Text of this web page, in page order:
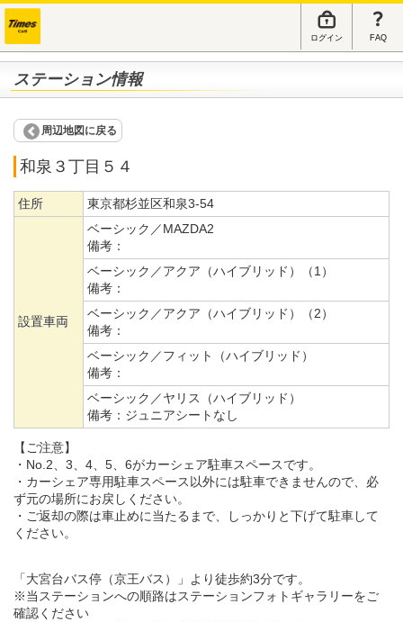
ログイン FAQ
ステーション情報
周辺地図に戻る
和泉３丁目５４
住所 東京都杉並区和泉3-54
設置車両
ベーシック／MAZDA2
備考：
ベーシック／アクア（ハイブリッド）（1）
備考：
ベーシック／アクア（ハイブリッド）（2）
備考：
ベーシック／フィット（ハイブリッド）
備考：
ベーシック／ヤリス（ハイブリッド）
備考： ジュニアシートなし
【ご注意】
・No.2、3、4、5、6がカーシェア駐車スペースです。
・カーシェア専用駐車スペース以外には駐車できませんので、必
ず元の場所にお戻しください。
・ご返却の際は車止めに当たるまで、しっかりと下げて駐車して
ください。
「大宮台バス停（京王バス）」より徒歩約3分です。
※当ステーションへの順路はステーションフォトギャラリーをご
確認ください